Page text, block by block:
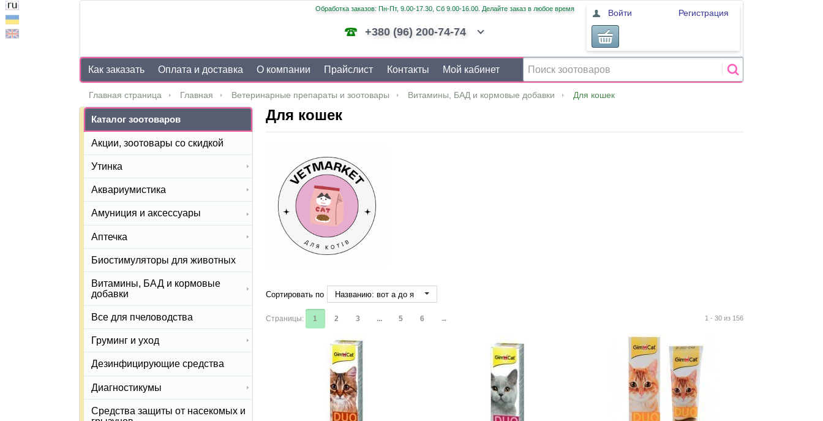
Обработка заказов: Пн-Пт, 9.00-17.30, Сб 9.00-16.00. Делайте заказ в любое время
+380 (96) 200-74-74
Войти Регистрация
Как заказать Оплата и доставка О компании Прайслист Контакты Мой кабинет
Главная страница Главная Ветеринарные препараты и зоотовары Витамины, БАД и кормовые добавки Для кошек
Для кошек
Сортировать по Названию: вот а до я
1 - 30 из 156
Страницы: 1 2 3 ... 5 6 →
Каталог зоотоваров
Акции, зоотовары со скидкой
Утинка
Аквариумистика
Амуниция и аксессуары
Аптечка
Биостимуляторы для животных
Витамины, БАД и кормовые
добавки
Все для пчеловодства
Груминг и уход
Дезинфицирующие средства
Диагностикумы
Средства защиты от насекомых и